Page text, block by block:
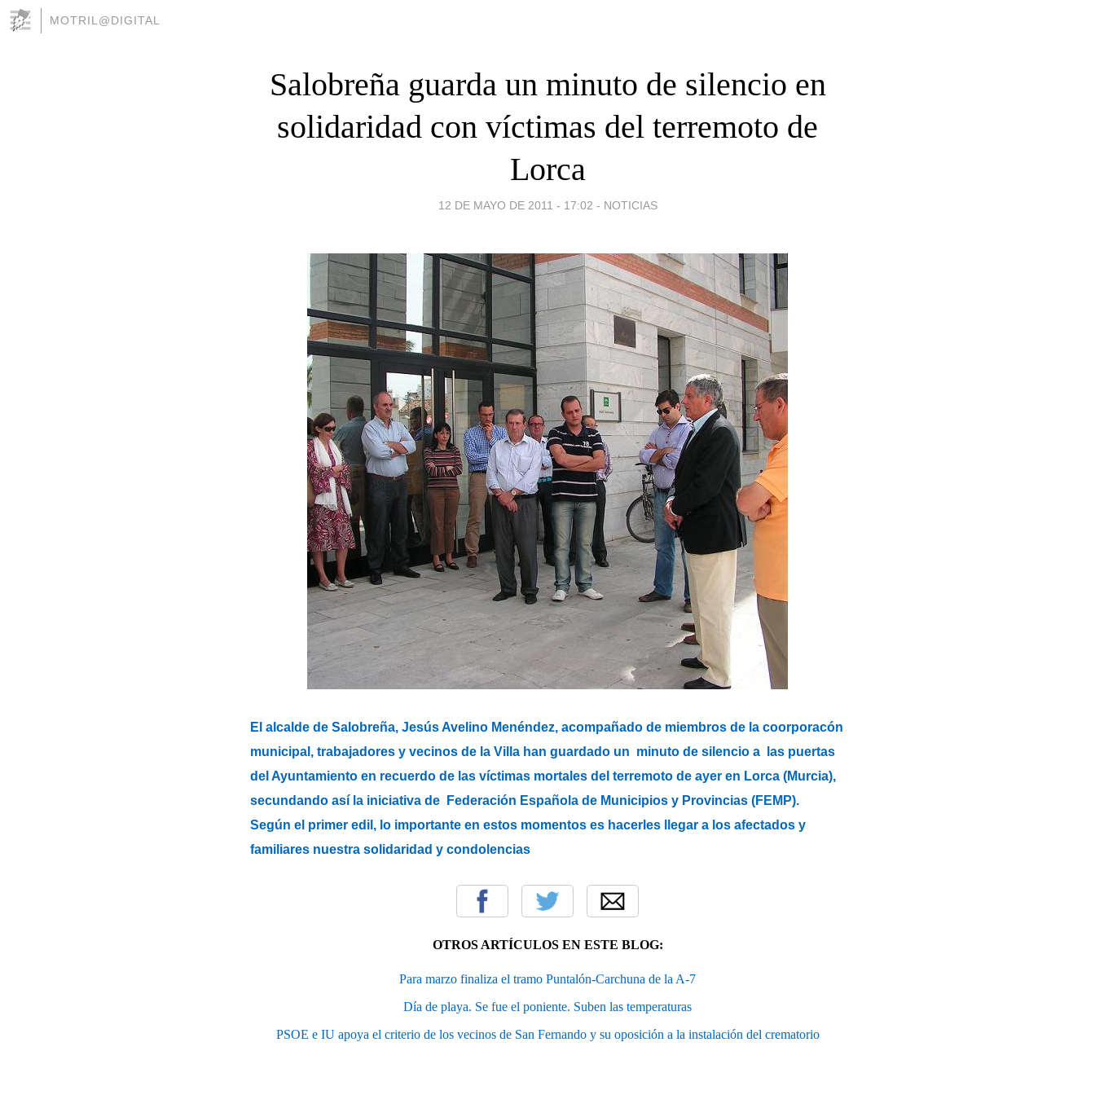
MOTRIL@DIGITAL
Salobreña guarda un minuto de silencio en
solidaridad con víctimas del terremoto de
Lorca
12 DE MAYO DE 2011 - 17:02 - NOTICIAS
El alcalde de Salobreña, Jesús Avelino Menéndez, acompañado de miembros de la coorporacón
municipal, trabajadores y vecinos de la Villa han guardado un minuto de silencio a las puertas
del Ayuntamiento en recuerdo de las víctimas mortales del terremoto de ayer en Lorca (Murcia),
secundando así la iniciativa de Federación Española de Municipios y Provincias (FEMP).
Según el primer edil, lo importante en estos momentos es hacerles llegar a los afectados y
familiares nuestra solidaridad y condolencias
OTROS ARTÍCULOS EN ESTE BLOG:
Para marzo finaliza el tramo Puntalón-Carchuna de la A-7
Día de playa. Se fue el poniente. Suben las temperaturas
PSOE e IU apoya el criterio de los vecinos de San Fernando y su oposición a la instalación del crematorio